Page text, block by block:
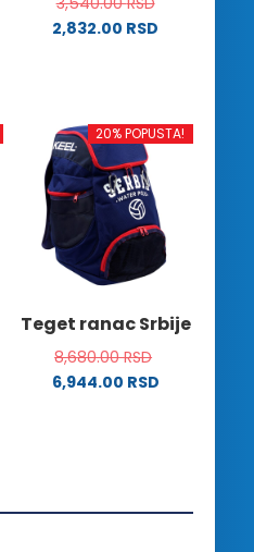
2,832.00 RSD
više
varijanti.
Opcije
mogu
biti
izabrane
na
proizvoda.
20% POPUSTA!
Teget ranac Srbije
8,680.00RSD
6,944.00 RSD